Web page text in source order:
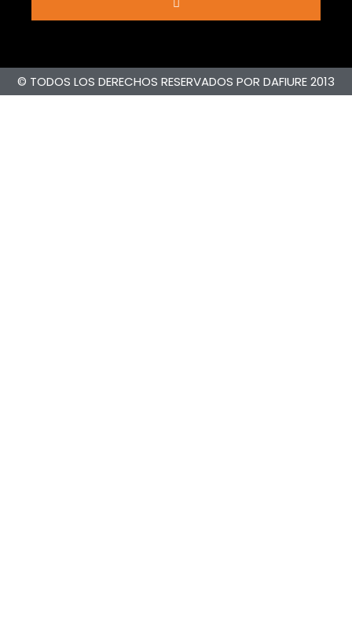
© TODOS LOS DERECHOS RESERVADOS POR DAFIURE 2013